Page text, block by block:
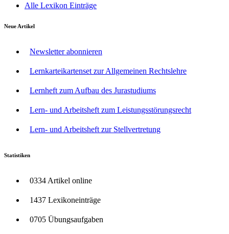
Alle Lexikon Einträge
Neue Artikel
Newsletter abonnieren
Lernkarteikartenset zur Allgemeinen Rechtslehre
Lernheft zum Aufbau des Jurastudiums
Lern- und Arbeitsheft zum Leistungsstörungsrecht
Lern- und Arbeitsheft zur Stellvertretung
Statistiken
0334 Artikel online
1437 Lexikoneinträge
0705 Übungsaufgaben